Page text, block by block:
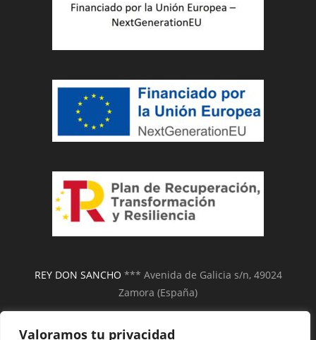
Valoramos tu privacidad
REY DON SANCHO *** Avenida de Galicia s/n, 49024
Zamora (España)